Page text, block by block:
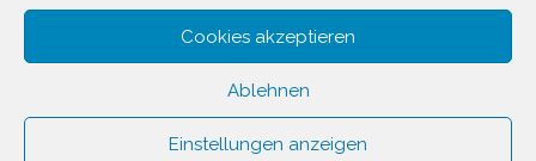
Cookies akzeptieren
Ablehnen
Einstellungen anzeigen